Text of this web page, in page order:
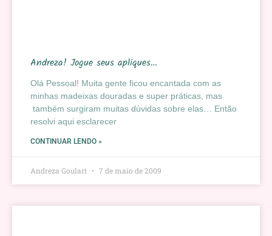
Andreza! Jogue seus apliques…
Olá Pessoal! Muita gente ficou encantada com as
minhas madeixas douradas e super práticas, mas
também surgiram muitas dúvidas sobre elas… Então
resolvi aqui esclarecer
CONTINUAR LENDO »
Andreza Goulart 7 de maio de 2009